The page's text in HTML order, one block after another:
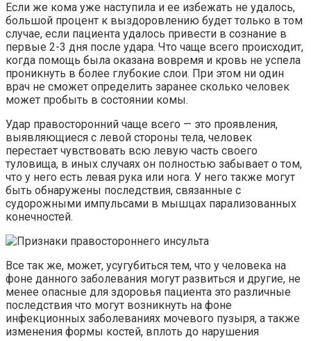
Если же кома уже наступила и ее избежать не удалось,
большой процент к выздоровлению будет только в том
случае, если пациента удалось привести в сознание в
первые 2-3 дня после удара. Что чаще всего происходит,
когда помощь была оказана вовремя и кровь не успела
проникнуть в более глубокие слои. При этом ни один
врач не сможет определить заранее сколько человек
может пробыть в состоянии комы.
Удар правосторонний чаще всего — это проявления,
выявляющиеся с левой стороны тела, человек
перестает чувствовать всю левую часть своего
туловища, в иных случаях он полностью забывает о том,
что у него есть левая рука или нога. У него также могут
быть обнаружены последствия, связанные с
судорожными импульсами в мышцах парализованных
конечностей.
Все так же, может, усугубиться тем, что у человека на
фоне данного заболевания могут развиться и другие, не
менее опасные для здоровья пациента это различные
последствия что могут возникнуть на фоне
инфекционных заболеваниях мочевого пузыря, а также
изменения формы костей, вплоть до нарушения